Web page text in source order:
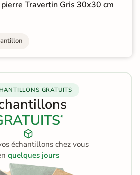
Travertin Gris 30x30 cm
GRATUITS
*
échantillons chez vous
quelques jours